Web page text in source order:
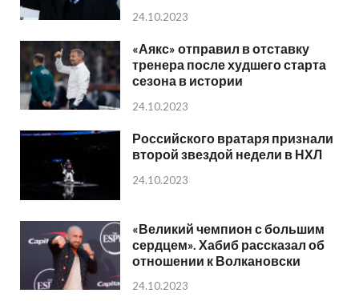
24.10.2023
«Аякс» отправил в отставку
тренера после худшего старта
сезона в истории
24.10.2023
Российского вратаря признали
второй звездой недели в НХЛ
24.10.2023
«Великий чемпион с большим
сердцем». Хабиб рассказал об
отношении к Волкановски
24.10.2023